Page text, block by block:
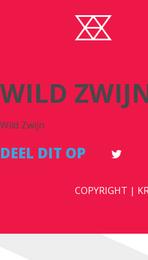
WILD
Wild Zwijn
DEEL DIT OP
COPYRIGHT |